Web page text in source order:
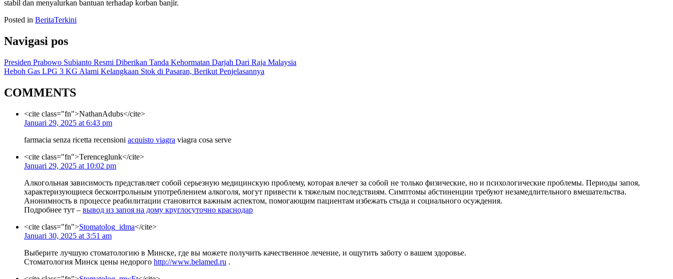
stabil dan menyalurkan bantuan terhadap korban banjir.
Posted in BeritaTerkini
Navigasi pos
Presiden Prabowo Subianto Resmi Diberikan Tanda Kehormatan Darjah Dari Raja Malaysia
Heboh Gas LPG 3 KG Alami Kelangkaan Stok di Pasaran, Berikut Penjelasannya
COMMENTS
<cite class="fn">NathanAdubs</cite>
Januari 29, 2025 at 6:43 pm
farmacia senza ricetta recensioni acquisto viagra viagra cosa serve
<cite class="fn">Terenceglunk</cite>
Januari 29, 2025 at 10:02 pm
Алкогольная зависимость представляет собой серьезную медицинскую проблему, которая влечет за собой не только физические, но и психологические проблемы. Периоды запоя,
характеризующиеся бесконтрольным употреблением алкоголя, могут привести к тяжелым последствиям. Симптомы абстиненции требуют незамедлительного вмешательства.
Анонимность в процессе реабилитации становится важным аспектом, помогающим пациентам избежать стыда и социального осуждения.
Подробнее тут – вывод из запоя на дому круглосуточно краснодар
<cite class="fn">Stomatolog_idma</cite>
Januari 30, 2025 at 3:51 am
Выберите лучшую стоматологию в Минске, где вы можете получить качественное лечение, и ощутить заботу о вашем здоровье.
Стоматология Минск цены недорого http://www.belamed.ru .